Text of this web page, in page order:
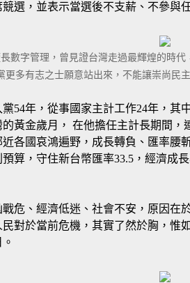
選，並表示當選後不支薪、不參與
數字管理，曾見證台灣走過最輝煌的時
更多有志之士願意站出來，不能讓崇尚民
54年，從事國家主計工作24年，
黃金歲月， 在他擔任主計長期間
各國哀鴻遍野，成長轉負、匯率腰
算，守住新台幣匯率33.5，經濟成
危、經濟低迷、社會不安，原因在
對於當前危機，其實了然於胸，惟